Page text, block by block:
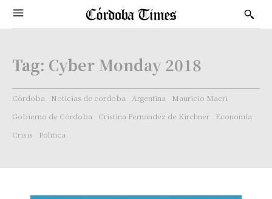
Tag: Cyber Monday 2018
Córdoba Noticias de cordoba Argentina
Mauricio Macri
Gobierno de Córdoba
Cristina Fernandez de Kirchner
Economía
Crisis
Politica